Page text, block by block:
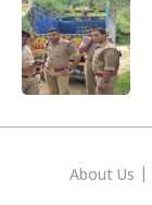
About Us